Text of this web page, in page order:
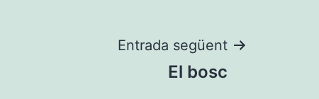
Entrada següent
El bosc